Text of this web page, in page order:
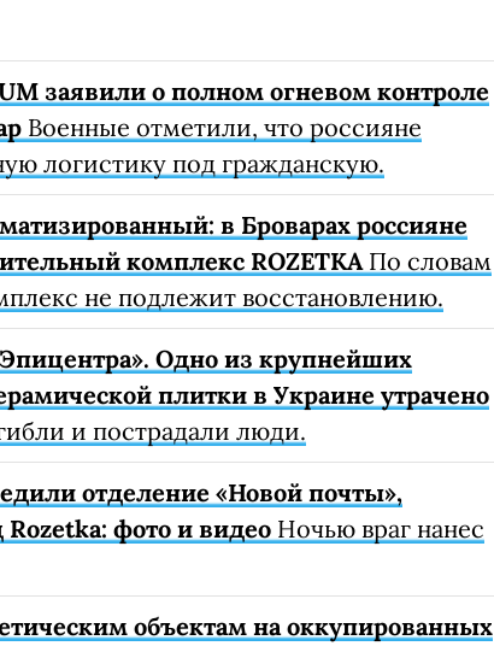
заявили о полном огневом контроле
Военные отметили, что россияне
логистику под гражданскую.
в Броварах россияне
комплекс ROZETKAПо словам
не подлежит восстановлению.
Одно из крупнейших
плитки в Украине утрачено
и пострадали люди.
отделение «Новой почты»,
фото и видео Ночью враг нанес
объектам на оккупированных